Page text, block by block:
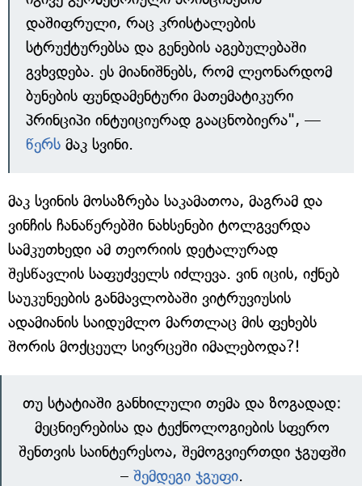
დაშიფრული, რაც კრისტალების
სტრუქტურებსა და გენების აგებულებაში
გვხვდება. ეს მიანიშნებს, რომ ლეონარდომ
ბუნების ფუნდამენტური მათემატიკური
პრინციპი ინტუიციურად გააცნობიერა", —
წერს მაკ სვინი.
მაკ სვინის მოსაზრება საკამათოა, მაგრამ და
ვინჩის ჩანაწერებში ნახსენები ტოლგვერდა
სამკუთხედი ამ თეორიის დეტალურად
შესწავლის საფუძველს იძლევა. ვინ იცის, იქნებ
საუკუნეების განმავლობაში ვიტრუვიუსის
ადამიანის საიდუმლო მართლაც მის ფეხებს
შორის მოქცეულ სივრცეში იმალებოდა?!
თუ სტატიაში განხილული თემა და ზოგადად:
მეცნიერებისა და ტექნოლოგიების სფერო
შენთვის საინტერესოა, შემოგვიერთდი ჯგუფში
– შემდეგი ჯგუფი.